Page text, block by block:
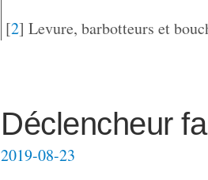
[2] Levure, barbotteurs et
Déclencheur
2019-08-23